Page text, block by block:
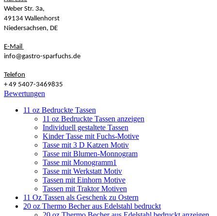
Weber Str. 3a,
49134 Wallenhorst
Niedersachsen, DE
E-Mail
info@gastro-sparfuchs.de
Telefon
+ 49 5407-3469835
Bewertungen
11 oz Bedruckte Tassen
11 oz Bedruckte Tassen anzeigen
Individuell gestaltete Tassen
Kinder Tasse mit Fuchs-Motive
Tasse mit 3 D Katzen Motiv
Tasse mit Blumen-Monnogram
Tasse mit Monogramm1
Tasse mit Werkstatt Motiv
Tassen mit Einhorn Motive
Tassen mit Traktor Motiven
11 Oz Tassen als Geschenk zu Ostern
20 oz Thermo Becher aus Edelstahl bedruckt